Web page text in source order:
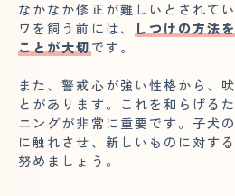
なかなか修正が難しいとされて
ワを飼う前には、
しつけの方法
ことが大切 です。
また、警戒心が強い性格から、
とがあります。これを和らげる
ニングが非常に重要です。子犬
に触れさせ、新しいものに対す
努めましょう。